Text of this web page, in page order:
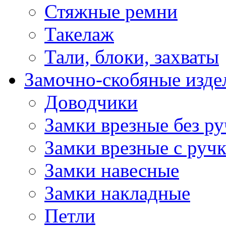
Стяжные ремни
Такелаж
Тали, блоки, захваты
Замочно-скобяные
Доводчики
Замки врезные без
Замки врезные с
Замки навесные
Замки накладные
Петли